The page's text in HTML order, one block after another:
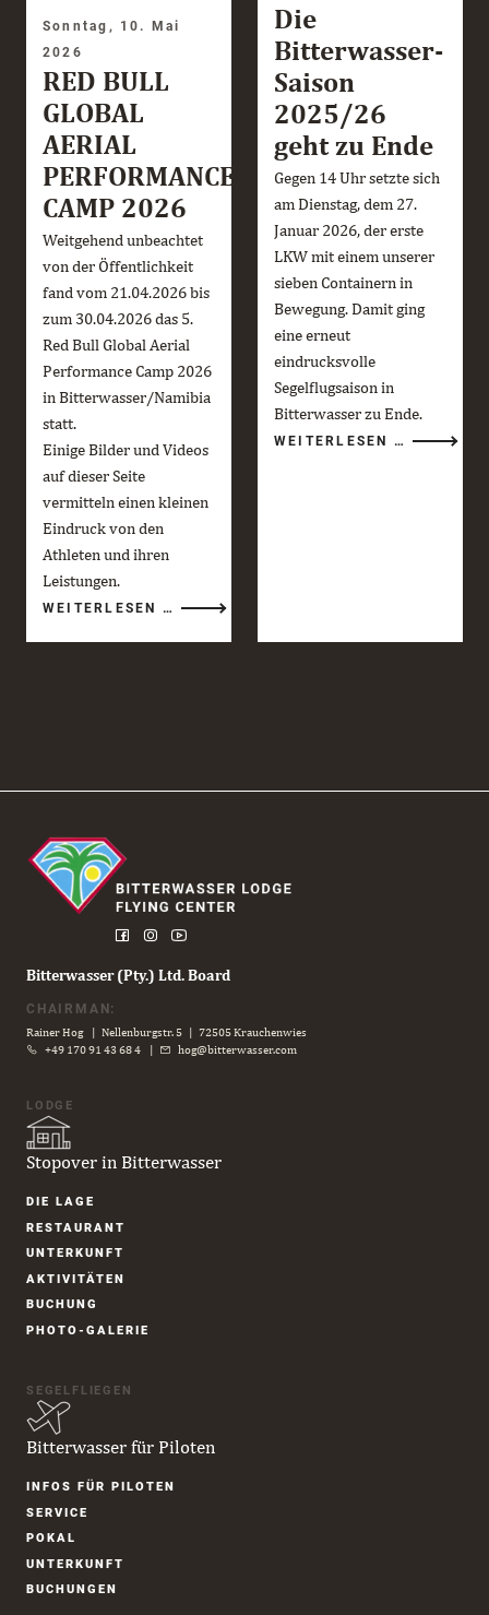
Sonntag, 10. Mai
2026
RED BULL
GLOBAL
AERIAL
PERFORMANCE
CAMP 2026
Weitgehend unbeachtet
von der Öffentlichkeit
fand vom 21.04.2026 bis
zum 30.04.2026 das 5.
Red Bull Global Aerial
Performance Camp 2026
in Bitterwasser/Namibia
statt.
Einige Bilder und Videos
auf dieser Seite
vermitteln einen kleinen
Eindruck von den
Athleten und ihren
Leistungen.
WEITERLESEN …
AERIAL
Die
Bitterwasser-
Saison
2025/26
geht zu Ende
Gegen 14 Uhr setzte sich
am Dienstag, dem 27.
Januar 2026, der erste
LKW mit einem unserer
sieben Containern in
Bewegung. Damit ging
eine erneut
eindrucksvolle
Segelflugsaison in
Bitterwasser zu Ende.
WEITERLESEN …
Bitterwasser (Pty.) Ltd. Board
CHAIRMAN:
Rainer Hog | Nellenburgstr. 5 | 72505 Krauchenwies
+49 170 91 43 68 4 | hog@bitterwasser.com
LODGE
Stopover in Bitterwasser
Navigation
DIE LAGE
RESTAURANT
UNTER­KUNFT
AKTIVITÄTEN
BUCHUNG
PHOTO-GALERIE
SEGELFLIEGEN
Bitterwasser für Piloten
Navigation
INFOS FÜR PILOTEN
SERVICE
POKAL
UNTER­KUNFT
BUCHUNGEN